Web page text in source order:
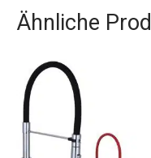
Ähnliche